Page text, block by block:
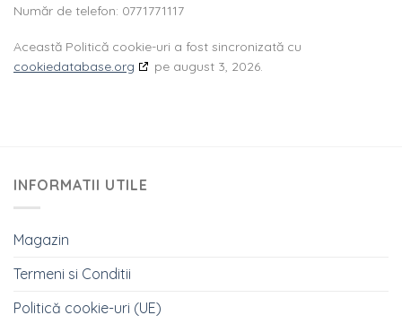
Număr de telefon: 0771771117
Această Politică cookie-uri a fost sincronizată cu
cookiedatabase.org
pe august 3, 2026.
INFORMATII UTILE
Magazin
Termeni si Conditii
Politică cookie-uri (UE)